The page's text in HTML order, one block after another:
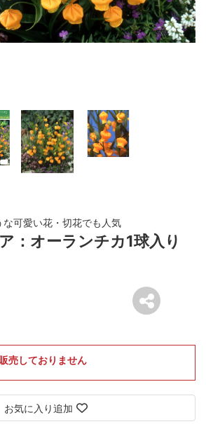
可愛い花・切花でも人気
：オーランチカ1球入り
売しておりません
お気に入り追加